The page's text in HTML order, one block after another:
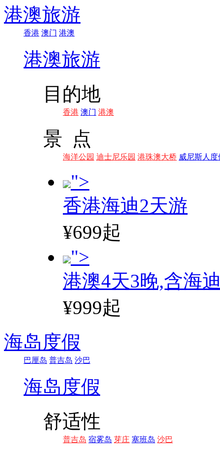
港澳旅游
香港 澳门 港澳
港澳旅游
目的地
香港 澳门 港澳
景 点
海洋公园 迪士尼乐园 港珠澳大桥 威尼斯人度
">
香港海迪2天游
¥699起
">
港澳4天3晚,含海
¥999起
海岛度假
巴厘岛 普吉岛 沙巴
海岛度假
舒适性
普吉岛 宿雾岛 芽庄 塞班岛 沙巴